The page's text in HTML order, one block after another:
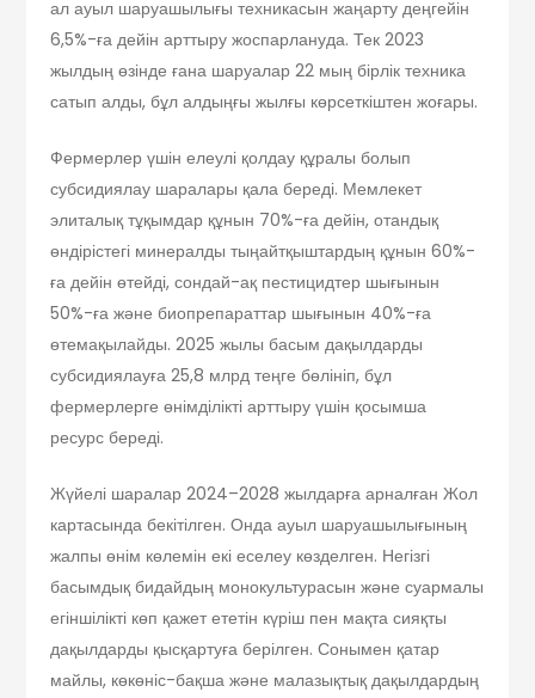
ал ауыл шаруашылығы техникасын жаңарту деңгейін
6,5%-ға дейін арттыру жоспарлануда. Тек 2023
жылдың өзінде ғана шаруалар 22 мың бірлік техника
сатып алды, бұл алдыңғы жылғы көрсеткіштен жоғары.
Фермерлер үшін елеулі қолдау құралы болып
субсидиялау шаралары қала береді. Мемлекет
элиталық тұқымдар құнын 70%-ға дейін, отандық
өндірістегі минералды тыңайтқыштардың құнын 60%-
ға дейін өтейді, сондай-ақ пестицидтер шығынын
50%-ға және биопрепараттар шығынын 40%-ға
өтемақылайды. 2025 жылы басым дақылдарды
субсидиялауға 25,8 млрд теңге бөлініп, бұл
фермерлерге өнімділікті арттыру үшін қосымша
ресурс береді.
Жүйелі шаралар 2024–2028 жылдарға арналған Жол
картасында бекітілген. Онда ауыл шаруашылығының
жалпы өнім көлемін екі еселеу көзделген. Негізгі
басымдық бидайдың монокультурасын және суармалы
егіншілікті көп қажет ететін күріш пен мақта сияқты
дақылдарды қысқартуға берілген. Сонымен қатар
майлы, көкөніс-бақша және малазықтық дақылдардың